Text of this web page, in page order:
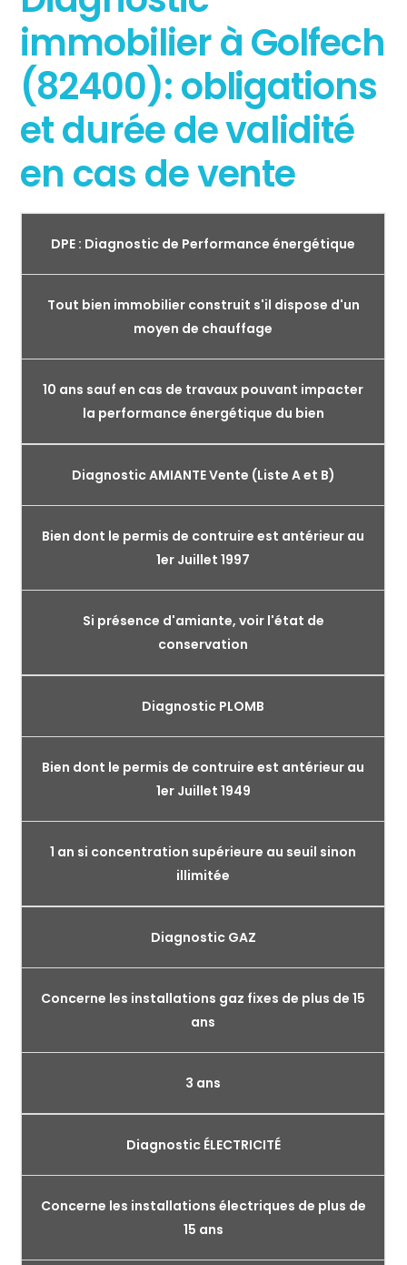
immobilier à Golfech
(82400): obligations
et durée de validité
en cas de vente
DPE : Diagnostic de Performance énergétique
Tout bien immobilier construit s'il dispose d'un
moyen de chauffage
10 ans sauf en cas de travaux pouvant impacter
la performance énergétique du bien
Diagnostic AMIANTE Vente (Liste A et B)
Bien dont le permis de contruire est antérieur au
1er Juillet 1997
Si présence d'amiante, voir l'état de
conservation
Diagnostic PLOMB
Bien dont le permis de contruire est antérieur au
1er Juillet 1949
1 an si concentration supérieure au seuil sinon
illimitée
Diagnostic GAZ
Concerne les installations gaz fixes de plus de 15
ans
3 ans
Diagnostic ÉLECTRICITÉ
Concerne les installations électriques de plus de
15 ans